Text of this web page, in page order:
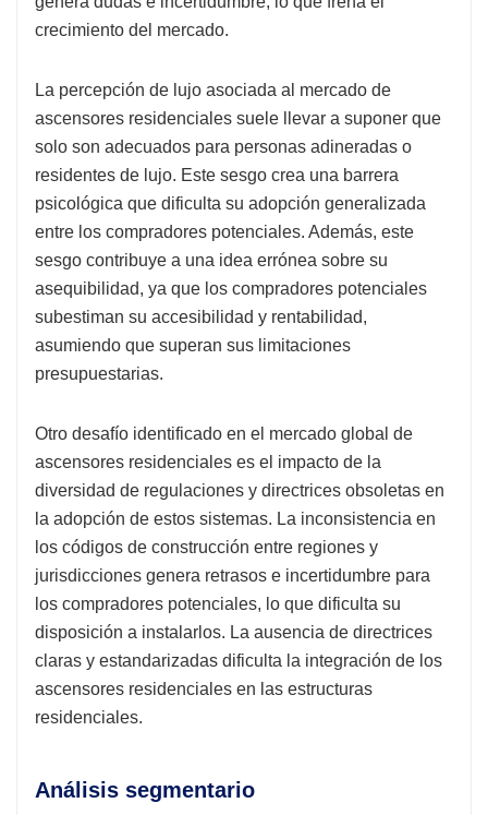
crecimiento del mercado.
La percepción de lujo asociada al mercado de
ascensores residenciales suele llevar a suponer que
solo son adecuados para personas adineradas o
residentes de lujo. Este sesgo crea una barrera
psicológica que dificulta su adopción generalizada
entre los compradores potenciales. Además, este
sesgo contribuye a una idea errónea sobre su
asequibilidad, ya que los compradores potenciales
subestiman su accesibilidad y rentabilidad,
asumiendo que superan sus limitaciones
presupuestarias.
Otro desafío identificado en el mercado global de
ascensores residenciales es el impacto de la
diversidad de regulaciones y directrices obsoletas en
la adopción de estos sistemas. La inconsistencia en
los códigos de construcción entre regiones y
jurisdicciones genera retrasos e incertidumbre para
los compradores potenciales, lo que dificulta su
disposición a instalarlos. La ausencia de directrices
claras y estandarizadas dificulta la integración de los
ascensores residenciales en las estructuras
residenciales.
Análisis segmentario